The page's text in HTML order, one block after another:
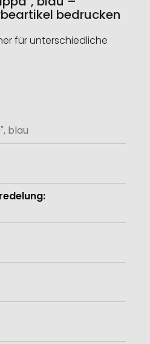
bedrucken
für unterschiedliche
blau